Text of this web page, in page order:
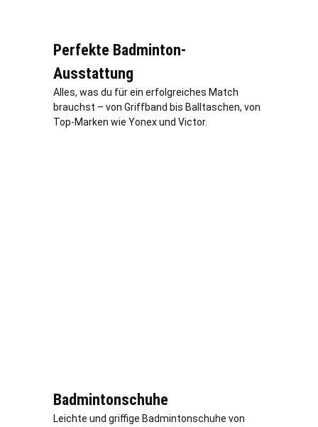
Perfekte Badminton-
Ausstattung
Alles, was du für ein erfolgreiches Match
brauchst – von Griffband bis Balltaschen, von
Top-Marken wie Yonex und Victor.
Badmintonschuhe
Leichte und griffige Badmintonschuhe von